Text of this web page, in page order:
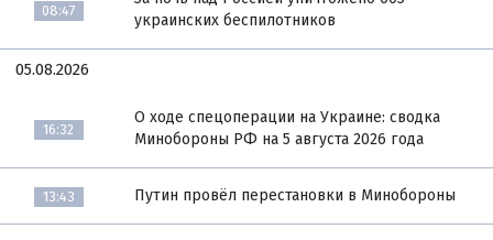
08:47
украинских беспилотников
05.08.2026
16:32
О ходе спецоперации на Украине: сводка
Минобороны РФ на 5 августа 2026 года
13:43 Путин провёл перестановки в Минобороны